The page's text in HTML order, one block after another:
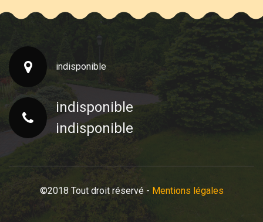
indisponible
indisponible
indisponible
©2018 Tout droit réservé - Mentions légales